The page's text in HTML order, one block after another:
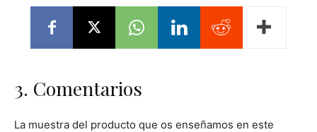
3. Comentarios
La muestra del producto que os enseñamos en este